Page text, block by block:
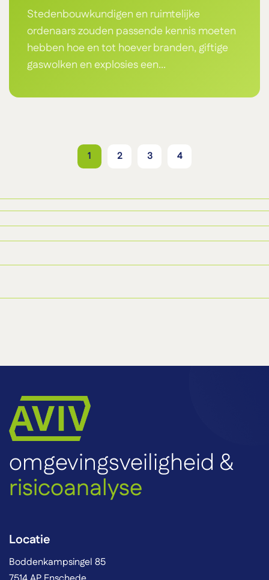
Stedenbouwkundigen en ruimtelijke
ordenaars zouden passende kennis moeten
hebben hoe en tot hoever branden, giftige
gaswolken en explosies een...
1 2 3 4
omgevingsveiligheid &
risicoanalyse
Locatie
Boddenkampsingel 85